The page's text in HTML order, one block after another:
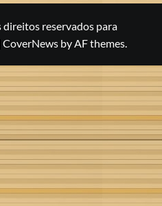
reservados para
CoverNewsby AF themes.